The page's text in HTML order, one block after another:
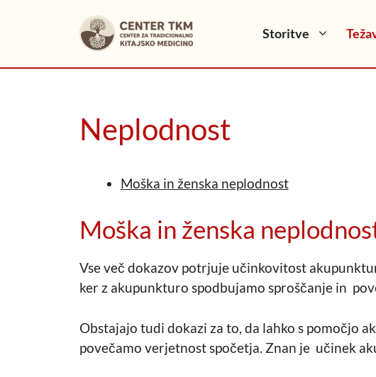
Storitve
Neplodnost
Moška in ženska neplodnost
Moška in ženska
Vse več dokazov potrjuje učinkovitost
ker z akupunkturo spodbujamo sproščanje in
Obstajajo tudi dokazi za to, da lahko s pomočjo
povečamo verjetnost spočetja. Znan je učinek